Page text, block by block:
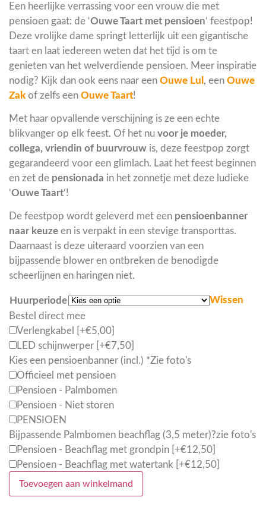
Een heerlijke verrassing voor een vrouw die met
pensioen gaat: de ‘Ouwe Taart met pensioen‘ feestpop!
Deze vrolijke dame springt letterlijk uit een gigantische
taart en laat iedereen weten dat het tijd is om te
genieten van het welverdiende pensioen. Meer inspiratie
nodig? Kijk dan ook eens naar een Ouwe Lul , een Ouwe
Zak of zelfs een Ouwe Taart!
Met haar opvallende verschijning is ze een echte
blikvanger op elk feest. Of het nu voor je moeder,
collega, vriendin of buurvrouw is, deze feestpop zorgt
gegarandeerd voor een glimlach. Laat het feest beginnen
en zet de pensionada in het zonnetje met deze ludieke
‘Ouwe Taart‘!
De feestpop wordt geleverd met een pensioenbanner
naar keuze en is verpakt in een stevige transporttas.
Daarnaast is deze uiteraard voorzien van een
bijpassende blower en ontbreken de benodigde
scheerlijnen en haringen niet.
Huurperiode
Wissen
Bestel direct mee
Verlengkabel
[+€5,00]
LED schijnwerper [+€7,50]
Kies een pensioenbanner (incl.) *Zie foto's
Officieel met pensioen
Pensioen - Palmbomen
Pensioen - Niet storen
PENSIOEN
Bijpassende Palmbomen beachflag (3,5 meter)?zie foto's
Pensioen - Beachflag met grondpin [+€12,50]
Pensioen - Beachflag met watertank
[+€12,50]
Toevoegen aan winkelmand